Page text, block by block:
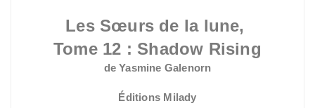
Les Sœurs de la lune,
Tome 12 : Shadow Rising
de Yasmine Galenorn
Éditions Milady